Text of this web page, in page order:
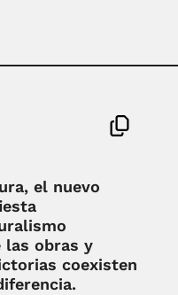
el nuevo
las obras y
coexisten